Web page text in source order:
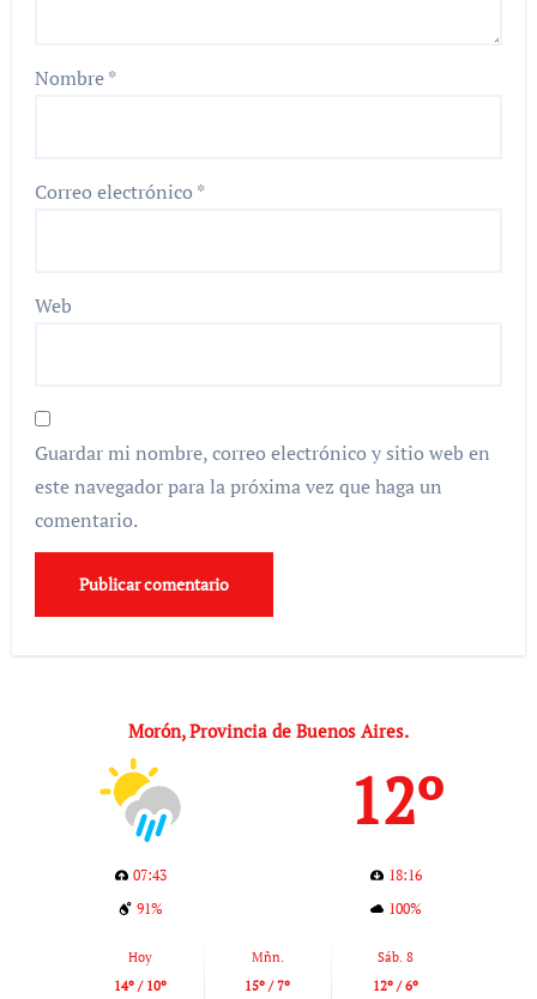
Nombre*
Correo electrónico *
Web
Guardar mi nombre, correo electrónico y sitio web en
este navegador para la próxima vez que haga un
comentario.
Morón, Provincia de Buenos Aires.
12º
07:43
18:16
91%
100%
Hoy
14º / 10º
Mñn.
15º / 7º
Sáb. 8
12º / 6º